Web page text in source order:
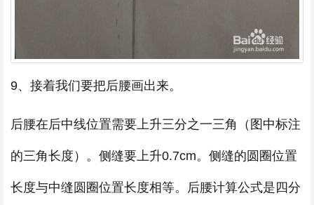
9、接着我们要把后腰画出来。
后腰在后中线位置需要上升三分之一三角（图中标注
的三角长度）。侧缝要上升0.7cm。侧缝的圆圈位置
长度与中缝圆圈位置长度相等。后腰计算公式是四分